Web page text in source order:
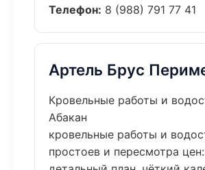
Телефон: 8 (988) 791 77 41
Артель Брус
Кровельные работы и
Абакан
кровельные работы и
простоев и пересмотра цен: